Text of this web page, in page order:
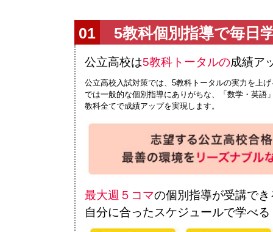
5教科個別指導で毎日
公立高校は5教科トータルの成績ア
公立高校入試対策では、5教科トータルの実力を上
では一般的な個別指導にありがちな、「数学・英語
教科全てで成績アップを実現します。
最大週５コマの個別指導が受講でき
自分に合ったスケジュールで学べる